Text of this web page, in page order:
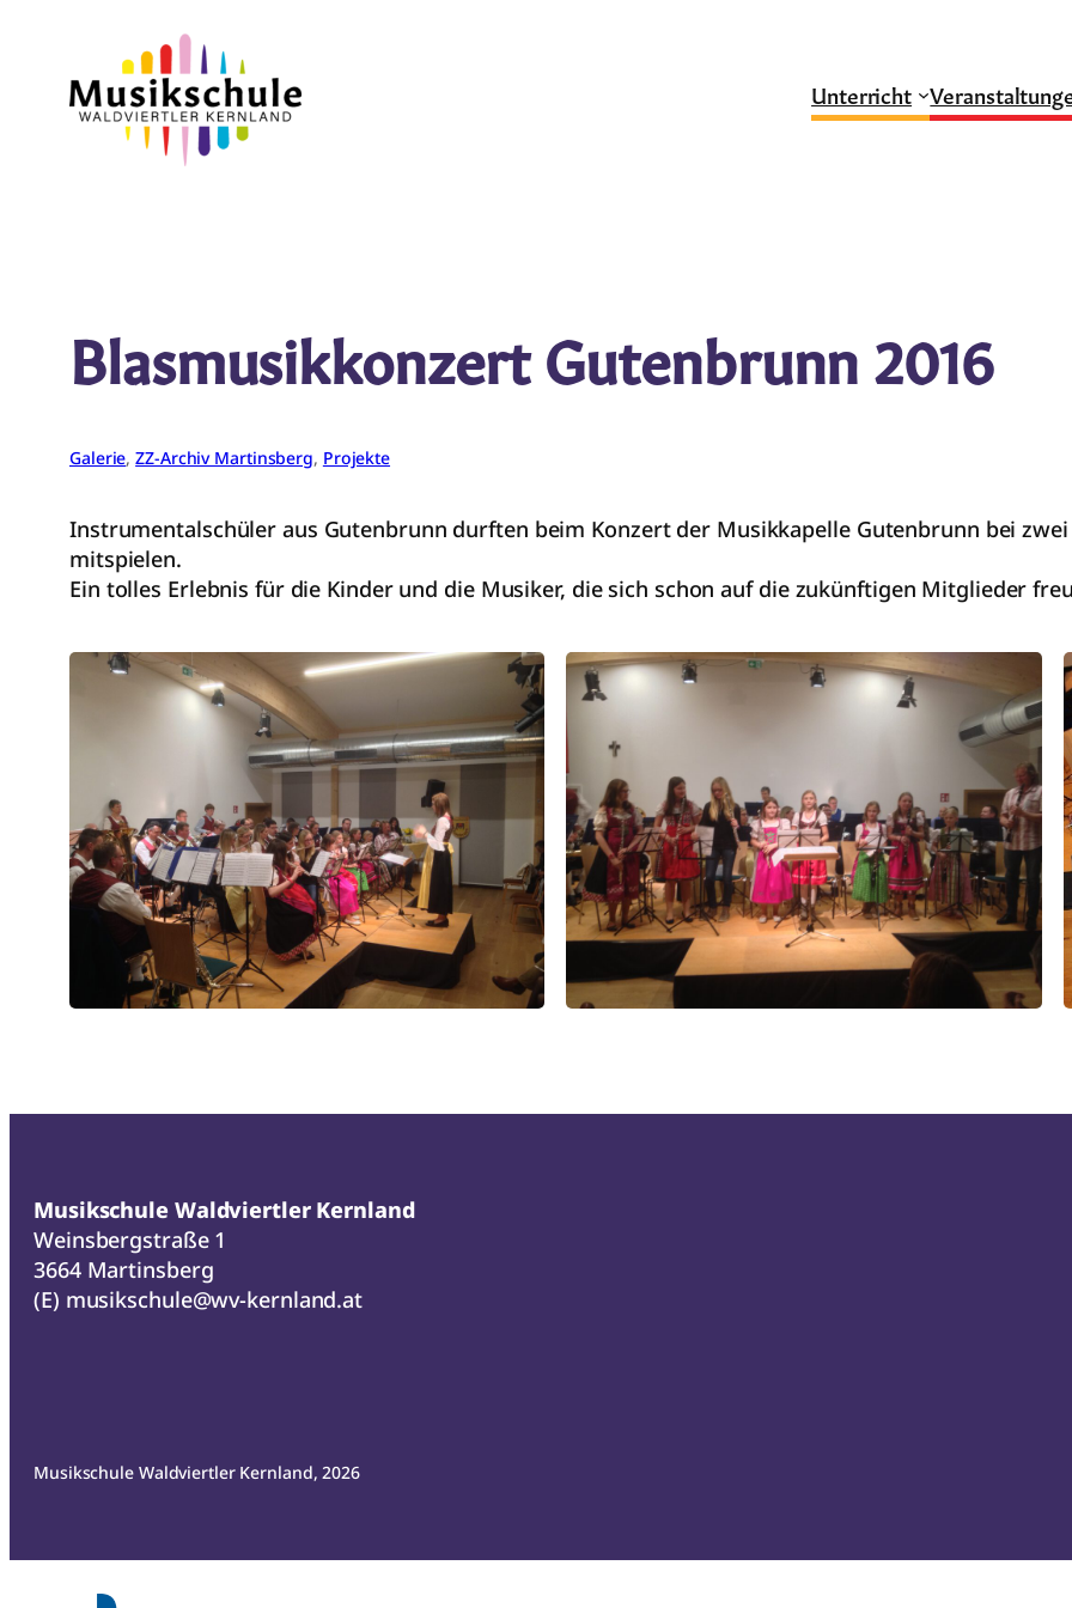
springen
Unterricht
Blasmusikkonzert Gutenbrunn 2016
Galerie, ZZ-Archiv Martinsberg, Projekte
Instrumentalschüler aus Gutenbrunn durften beim Konzert der Musikkapelle Gutenbrunn bei
mitspielen.
Ein tolles Erlebnis für die Kinder und die Musiker, die sich schon auf die zukünftigen Mitglieder
Musikschule Waldviertler Kernland
Weinsbergstraße 1
3664 Martinsberg
(E) musikschule@wv-kernland.at
Musikschule Waldviertler Kernland, 2026